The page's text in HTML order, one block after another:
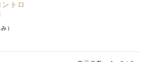
トロ
）